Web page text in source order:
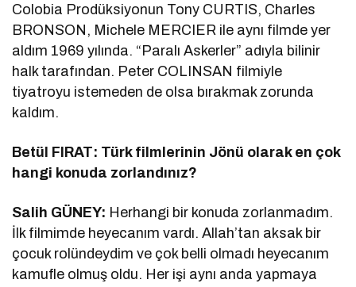
Colobia Prodüksiyonun Tony CURTIS, Charles
BRONSON, Michele MERCIER ile aynı filmde yer
aldım 1969 yılında. “Paralı Askerler” adıyla bilinir
halk tarafından. Peter COLINSAN filmiyle
tiyatroyu istemeden de olsa bırakmak zorunda
kaldım.
Betül FIRAT: Türk filmlerinin Jönü olarak en çok
hangi konuda zorlandınız?
Salih GÜNEY: Herhangi bir konuda zorlanmadım.
İlk filmimde heyecanım vardı. Allah’tan aksak bir
çocuk rolündeydim ve çok belli olmadı heyecanım
kamufle olmuş oldu. Her işi aynı anda yapmaya